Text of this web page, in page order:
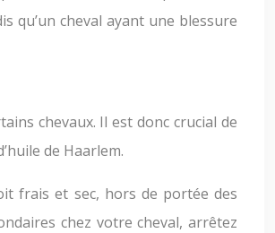
qu’un cheval ayant une blessure
chevaux. Il est donc crucial de
de Haarlem.
frais et sec, hors de portée des
chez votre cheval, arrêtez